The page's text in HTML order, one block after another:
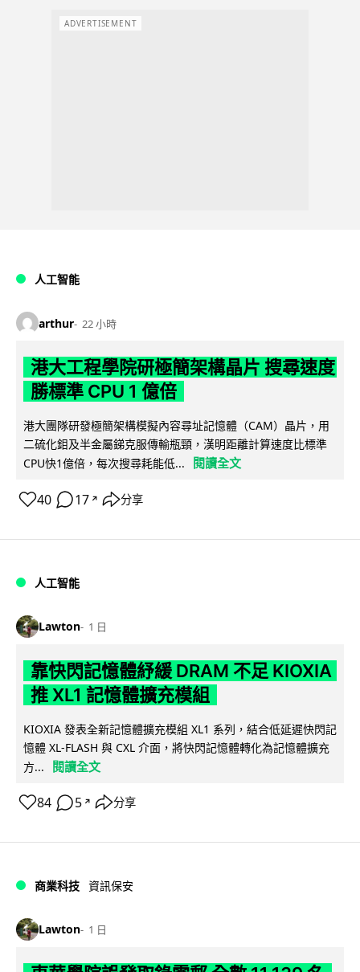
ADVERTISEMENT
人工智能
arthur 22 小時
港大工程學院研極簡架構晶片 搜尋速度
勝標準 CPU 1 億倍
港大團隊研發極簡架構模擬內容尋址記憶體（CAM）晶片，用
二硫化鉬及半金屬銻克服傳輸瓶頸，漢明距離計算速度比標準
CPU快1億倍，每次搜尋耗能低...
閱讀全文
40 17 ↗ 分享
人工智能
Lawton 1 日
靠快閃記憶體紓緩 DRAM 不足 KIOXIA
推 XL1 記憶體擴充模組
KIOXIA 發表全新記憶體擴充模組 XL1 系列，結合低延遲快閃記
憶體 XL-FLASH 與 CXL 介面，將快閃記憶體轉化為記憶體擴充
方...
閱讀全文
84 5 ↗ 分享
商業科技 資訊保安
Lawton 1 日